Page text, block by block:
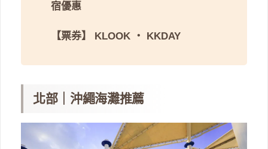
宿優惠
【票券】 KLOOK ・ KKDAY
北部｜沖繩海灘推薦